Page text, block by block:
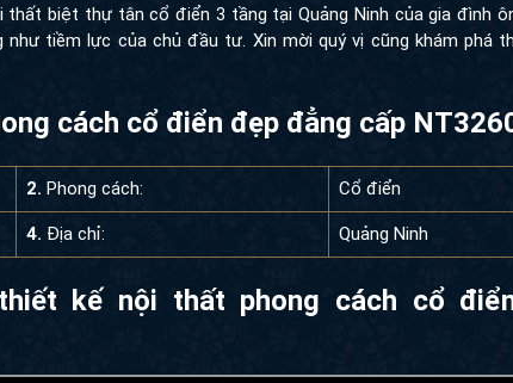
biệt thự tân cổ điển 3 tầng tại Quảng Ninh của gia đình
tiềm lực của chủ đầu tư. Xin mời quý vị cũng khám phá
cách cổ điển đẹp đẳng cấp
2. Phong cách: Cổ điển
4. Địa chỉ: Quảng Ninh
kế nội thất phong cách cổ